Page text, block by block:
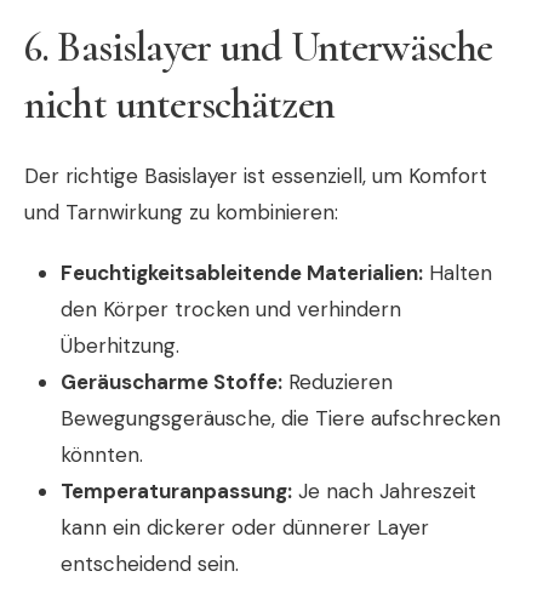
6. Basislayer und Unterwäsche
nicht unterschätzen
Der richtige Basislayer ist essenziell, um Komfort
und Tarnwirkung zu kombinieren:
Feuchtigkeitsableitende Materialien: Halten
den Körper trocken und verhindern
Überhitzung.
Geräuscharme Stoffe: Reduzieren
Bewegungsgeräusche, die Tiere aufschrecken
könnten.
Temperaturanpassung: Je nach Jahreszeit
kann ein dickerer oder dünnerer Layer
entscheidend sein.